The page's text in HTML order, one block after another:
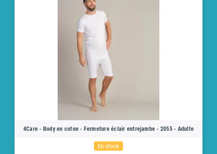
4Care - Body en coton - Fermeture éclair entrejambe - 2055 - Adulte
En stock